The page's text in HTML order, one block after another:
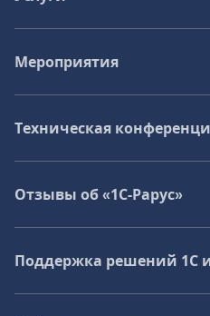
Мероприятия
Техническая
Отзывы об «1С-Рарус»
Поддержка решений 1С и